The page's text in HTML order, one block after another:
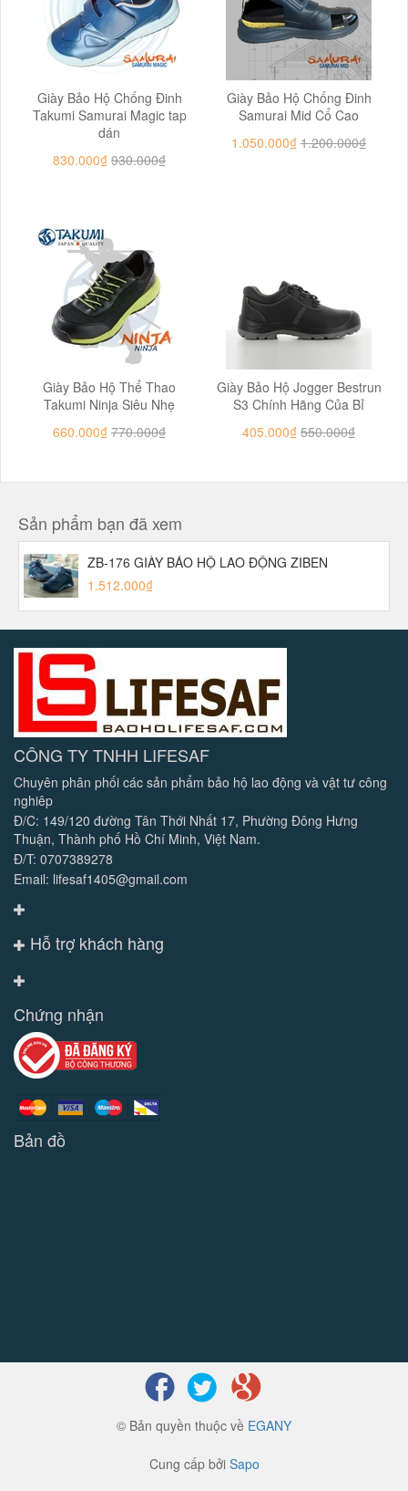
Giày Bảo Hộ Chống Đinh
Takumi Samurai Magic tap
dán
830.000₫ 930.000₫
Giày Bảo Hộ Chống Đinh
Samurai Mid Cổ Cao
1.050.000₫ 1.200.000₫
Giày Bảo Hộ Thể Thao
Takumi Ninja Siêu Nhẹ
660.000₫ 770.000₫
Giày Bảo Hộ Jogger Bestrun
S3 Chính Hãng Của Bỉ
405.000₫ 550.000₫
Sản phẩm bạn đã xem
ZB-176 GIÀY BẢO HỘ LAO ĐỘNG ZIBEN
1.512.000₫
CÔNG TY TNHH LIFESAF
Chuyên phân phối các sản phẩm bảo hộ lao động và vật tư công
nghiêp
Đ/C: 149/120 đường Tân Thới Nhất 17, Phường Đông Hưng
Thuận, Thành phố Hồ Chí Minh, Việt Nam.
Đ/T: 0707389278
Email: lifesaf1405@gmail.com
Hỗ trợ khách hàng
Chứng nhận
Bản đồ
© Bản quyền thuộc về EGANY
Cung cấp bởi Sapo